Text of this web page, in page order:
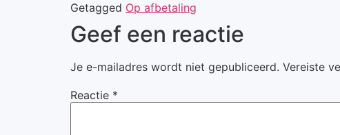
Getagged Op afbetaling
Geef een reactie
Je e-mailadres wordt niet gepubliceerd. Vereiste
Reactie *